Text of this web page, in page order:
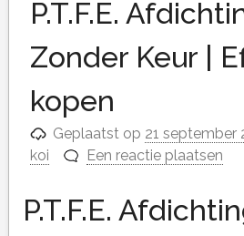
P.T.F.E.
Zonder Keur |
kopen
Geplaatst op 21 september
koi
Een reactie plaatsen
P.T.F.E.